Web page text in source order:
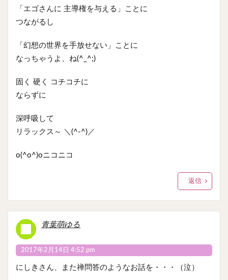
「エゴさんに 主導権を与える」ことに
つながるし
「幻想の世界を手放せない」ことに
なっちゃうよ、ね(^_^;)
固く 硬く コチコチに
ならずに
深呼吸して
リラックス～ ＼(^-^)／
o(^o^)oニコニコ
返信
青葉萌ゆる
2017年2月14日 4:52 pm
にしきさん、また禅問答のようなお話を・・・（泣）